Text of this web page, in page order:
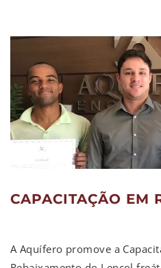
CAPACITAÇÃO EM
A Aquífero promove a